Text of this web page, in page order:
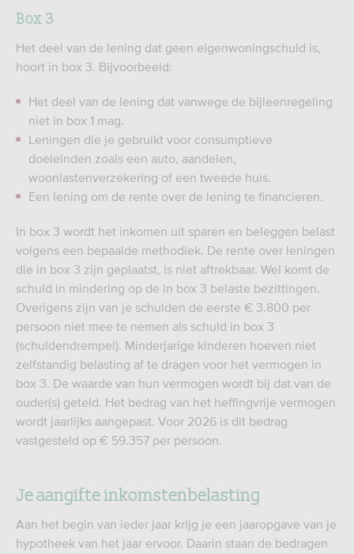
Box 3
Het deel van de lening dat geen eigenwoningschuld is,
hoort in box 3. Bijvoorbeeld:
Het deel van de lening dat vanwege de bijleenregeling
niet in box 1 mag.
Leningen die je gebruikt voor consumptieve
doeleinden zoals een auto, aandelen,
woonlastenverzekering of een tweede huis.
Een lening om de rente over de lening te financieren.
In box 3 wordt het inkomen uit sparen en beleggen belast
volgens een bepaalde methodiek. De rente over leningen
die in box 3 zijn geplaatst, is niet aftrekbaar. Wel komt de
schuld in mindering op de in box 3 belaste bezittingen.
Overigens zijn van je schulden de eerste € 3.800 per
persoon niet mee te nemen als schuld in box 3
(schuldendrempel). Minderjarige kinderen hoeven niet
zelfstandig belasting af te dragen voor het vermogen in
box 3. De waarde van hun vermogen wordt bij dat van de
ouder(s) geteld. Het bedrag van het heffingvrije vermogen
wordt jaarlijks aangepast. Voor 2026 is dit bedrag
vastgesteld op € 59.357 per persoon.
Je aangifte inkomstenbelasting
Aan het begin van ieder jaar krijg je een jaaropgave van je
hypotheek van het jaar ervoor. Daarin staan de bedragen